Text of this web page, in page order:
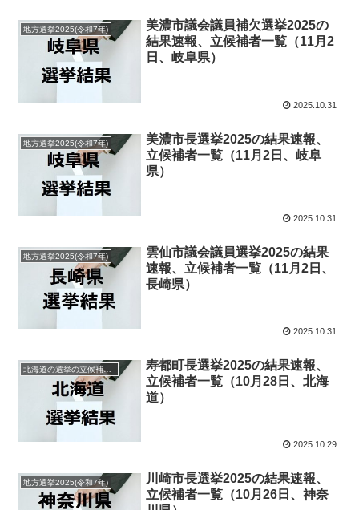
地方選挙2025(令和7年)
美濃市議会議員補欠選挙2025の
結果速報、立候補者一覧（11月2
日、岐阜県）
2025.10.31
地方選挙2025(令和7年)
美濃市長選挙2025の結果速報、
立候補者一覧（11月2日、岐阜
県）
2025.10.31
地方選挙2025(令和7年)
雲仙市議会議員選挙2025の結果
速報、立候補者一覧（11月2日、
長崎県）
2025.10.31
北海道の選挙の立候補者と結果速報一覧
寿都町長選挙2025の結果速報、
立候補者一覧（10月28日、北海
道）
2025.10.29
地方選挙2025(令和7年)
川崎市長選挙2025の結果速報、
立候補者一覧（10月26日、神奈